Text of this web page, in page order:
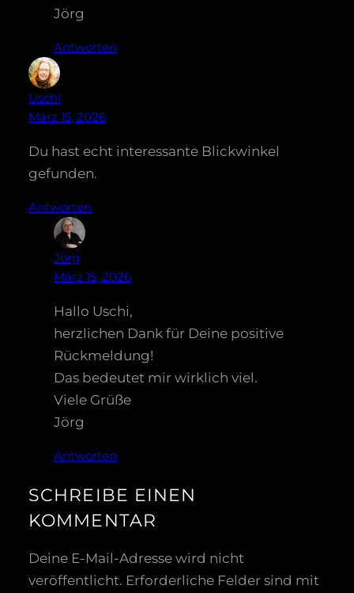
Jörg
Antworten
Uschi
März 15, 2026
Du hast echt interessante Blickwinkel
gefunden.
Antworten
Jörg
März 15, 2026
Hallo Uschi,
herzlichen Dank für Deine positive
Rückmeldung!
Das bedeutet mir wirklich viel.
Viele Grüße
Jörg
Antworten
SCHREIBE EINEN
KOMMENTAR
Deine E-Mail-Adresse wird nicht
veröffentlicht. Erforderliche Felder sind mit